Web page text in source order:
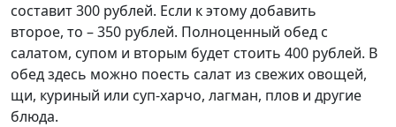
составит 300 рублей. Если к этому добавить
второе, то – 350 рублей. Полноценный обед с
салатом, супом и вторым будет стоить 400 рублей. В
обед здесь можно поесть салат из свежих овощей,
щи, куриный или суп-харчо, лагман, плов и другие
блюда.